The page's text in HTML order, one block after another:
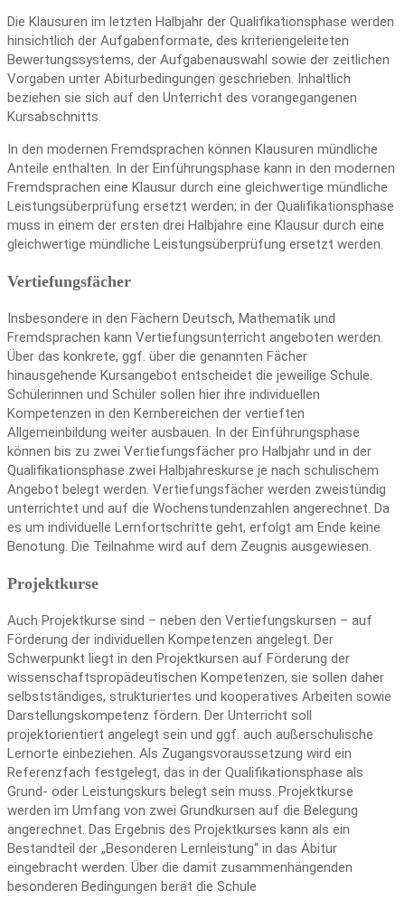
Die Klausuren im letzten Halbjahr der Qualifikationsphase werden
hinsichtlich der Aufgabenformate, des kriteriengeleiteten
Bewertungssystems, der Aufgabenauswahl sowie der zeitlichen
Vorgaben unter Abiturbedingungen geschrieben. Inhaltlich
beziehen sie sich auf den Unterricht des vorangegangenen
Kursabschnitts.
In den modernen Fremdsprachen können Klausuren mündliche
Anteile enthalten. In der Einführungsphase kann in den modernen
Fremdsprachen eine Klausur durch eine gleichwertige mündliche
Leistungsüberprüfung ersetzt werden; in der Qualifikationsphase
muss in einem der ersten drei Halbjahre eine Klausur durch eine
gleichwertige mündliche Leistungsüberprüfung ersetzt werden.
Vertiefungsfächer
Insbesondere in den Fächern Deutsch, Mathematik und
Fremdsprachen kann Vertiefungsunterricht angeboten werden.
Über das konkrete, ggf. über die genannten Fächer
hinausgehende Kursangebot entscheidet die jeweilige Schule.
Schülerinnen und Schüler sollen hier ihre individuellen
Kompetenzen in den Kernbereichen der vertieften
Allgemeinbildung weiter ausbauen. In der Einführungsphase
können bis zu zwei Vertiefungsfächer pro Halbjahr und in der
Qualifikationsphase zwei Halbjahreskurse je nach schulischem
Angebot belegt werden. Vertiefungsfächer werden zweistündig
unterrichtet und auf die Wochenstundenzahlen angerechnet. Da
es um individuelle Lernfortschritte geht, erfolgt am Ende keine
Benotung. Die Teilnahme wird auf dem Zeugnis ausgewiesen.
Projektkurse
Auch Projektkurse sind – neben den Vertiefungskursen – auf
Förderung der individuellen Kompetenzen angelegt. Der
Schwerpunkt liegt in den Projektkursen auf Förderung der
wissenschaftspropädeutischen Kompetenzen, sie sollen daher
selbstständiges, strukturiertes und kooperatives Arbeiten sowie
Darstellungskompetenz fördern. Der Unterricht soll
projektorientiert angelegt sein und ggf. auch außerschulische
Lernorte einbeziehen. Als Zugangsvoraussetzung wird ein
Referenzfach festgelegt, das in der Qualifikationsphase als
Grund- oder Leistungskurs belegt sein muss. Projektkurse
werden im Umfang von zwei Grundkursen auf die Belegung
angerechnet. Das Ergebnis des Projektkurses kann als ein
Bestandteil der „Besonderen Lernleistung“ in das Abitur
eingebracht werden. Über die damit zusammenhängenden
besonderen Bedingungen berät die Schule